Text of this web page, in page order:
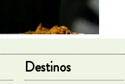
Destinos